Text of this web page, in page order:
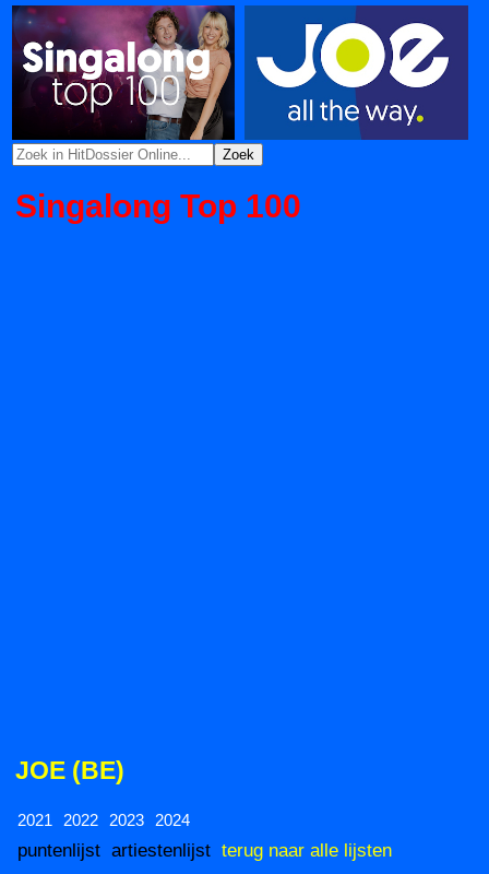
Singalong Top 100
JOE (BE)
2021 2022 2023 2024
puntenlijst artiestenlijst terug naar alle lijsten